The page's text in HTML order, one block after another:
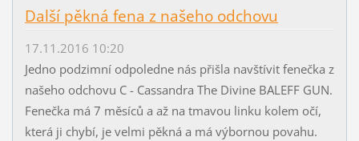
Další pěkná fena z našeho odchovu
17.11.2016 10:20
Jedno podzimní odpoledne nás přišla navštívit fenečka z
našeho odchovu C - Cassandra The Divine BALEFF GUN.
Fenečka má 7 měsíců a až na tmavou linku kolem očí,
která ji chybí, je velmi pěkná a má výbornou povahu.